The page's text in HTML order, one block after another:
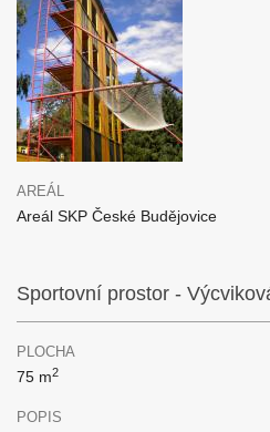
AREÁL
Areál SKP České Budějovice
Sportovní prostor -
PLOCHA
75 m2
POPIS